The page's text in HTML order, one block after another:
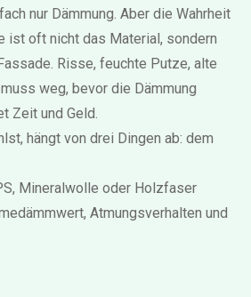
nur Dämmung. Aber die Wahrheit
ist oft nicht das Material, sondern
Risse, feuchte Putze, alte
weg, bevor die Dämmung
Zeit und Geld.
hängt von drei Dingen ab: dem
Mineralwolle oder Holzfaser
Atmungsverhalten und